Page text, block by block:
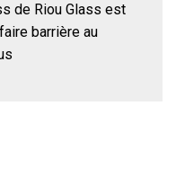
de Riou Glass est
barrière au